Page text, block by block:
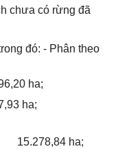
chưa có rừng đã
đó: - Phân theo
ha;
ha;
15.278,84 ha;